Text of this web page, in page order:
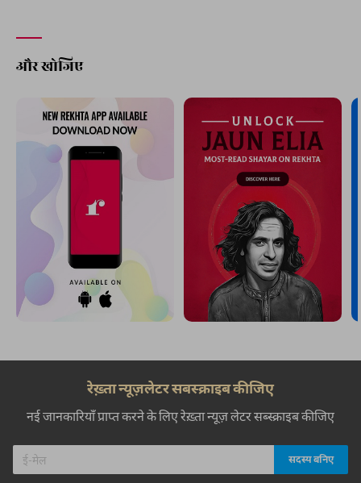
और खोजिए
रेख़्ता न्यूज़लेटर सबस्क्राइब कीजिए
नई जानकारियाँ प्राप्त करने के लिए रेख़्ता न्यूज़ लेटर सब्स्क्राइब कीजिए